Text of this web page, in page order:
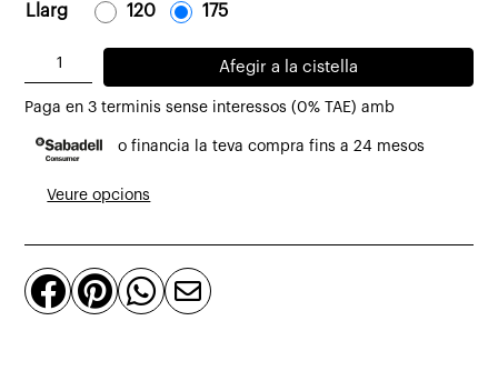
Llarg -120 -175
quantitat
Moble
TV
roure
2
portes
Afegir a la cistella
Paga en 3 terminis sense interessos (0% TAE) amb
o financia la teva compra fins a 24 mesos
Veure opcions
   